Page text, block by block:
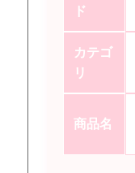
ド
カテゴ
リ
商品名